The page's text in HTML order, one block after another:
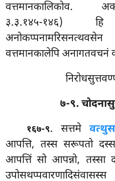
वत्तमानकालिकोव.
३.३.१४५-१४६)
वत्तमानकालेपि अनागतवचनं
७-९.
१६७-९. सत्तमे
आपत्ति, तस्स सरूपतो
आपत्तिं सो आपन्नो, तस्सा